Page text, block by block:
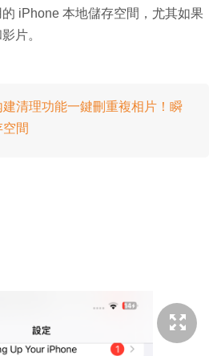
iPhone 本地儲存空間，尤其如果
片。
清理功能一鍵刪重複相片！瞬
間